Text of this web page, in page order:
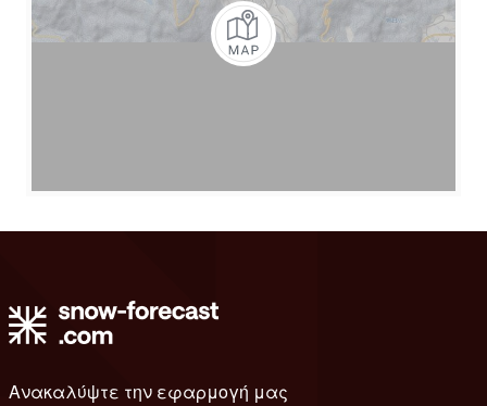
Ανακαλύψτε την εφαρμογή μας